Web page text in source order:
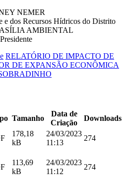
NEMER
e dos Recursos Hídricos do Distrito
AMBIENTAL
Presidente
RELATÓRIO DE IMPACTO DE
DE EXPANSÃO ECONÔMICA
Tamanho
Data de
Criação
Downloads
178,18
kB
24/03/2023
11:13
274
113,69
kB
24/03/2023
11:12
274